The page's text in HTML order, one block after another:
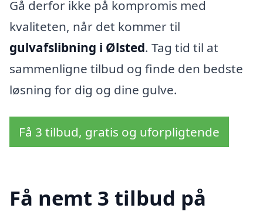
Gå derfor ikke på kompromis med
kvaliteten, når det kommer til
gulvafslibning i Ølsted. Tag tid til at
sammenligne tilbud og finde den bedste
løsning for dig og dine gulve.
Få 3 tilbud, gratis og uforpligtende
Få nemt 3 tilbud på